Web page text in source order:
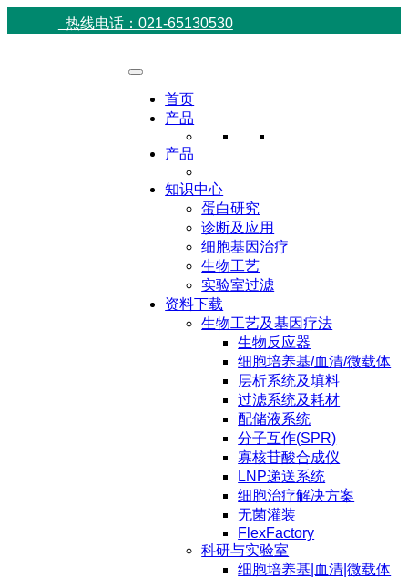
热线电话：021-65130530
首页
产品
产品
知识中心
蛋白研究
诊断及应用
细胞基因治疗
生物工艺
实验室过滤
资料下载
生物工艺及基因疗法
生物反应器
细胞培养基/血清/微载体
层析系统及填料
过滤系统及耗材
配储液系统
分子互作(SPR)
寡核苷酸合成仪
LNP递送系统
细胞治疗解决方案
无菌灌装
FlexFactory
科研与实验室
细胞培养基|血清|微载体